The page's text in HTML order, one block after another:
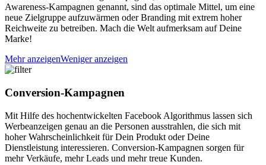
Awareness-Kampagnen genannt, sind das optimale Mittel, um eine
neue Zielgruppe aufzuwärmen oder Branding mit extrem hoher
Reichweite zu betreiben. Mach die Welt aufmerksam auf Deine
Marke!
Mehr anzeigenWeniger anzeigen
Conversion-Kampagnen
Mit Hilfe des hochentwickelten Facebook Algorithmus lassen sich
Werbeanzeigen genau an die Personen ausstrahlen, die sich mit
hoherWahrscheinlichkeit für Dein Produkt oder Deine
Dienstleistung interessieren. Conversion-Kampagnen sorgen für
mehr Verkäufe, mehr Leads und mehr treue Kunden.